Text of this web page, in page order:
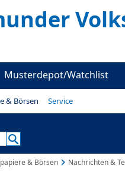
Musterdepot/Watchlist
& Börsen Service
& Börsen Nachrichten &